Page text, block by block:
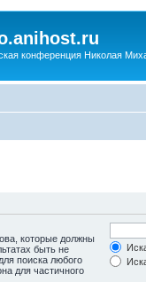
конференция Николая
которые должны
быть не
для поиска любого
для частичного